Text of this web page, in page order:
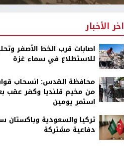
اخر الأخبار
اصابات قرب الخط الأصفر
للاستطلاع في سماء غزة
محافظة القدس: انسحاب
من مخيم قلنديا وكفر عقب
استمر يومين
تركيا والسعودية وباكستان
دفاعية مشتركة